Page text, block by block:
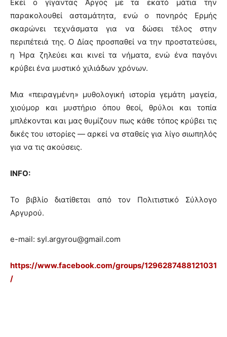
Εκεί ο γίγαντας Άργος με τα εκατό μάτια την
παρακολουθεί ασταμάτητα, ενώ ο πονηρός Ερμής
σκαρώνει τεχνάσματα για να δώσει τέλος στην
περιπέτειά της. Ο Δίας προσπαθεί να την προστατεύσει,
η Ήρα ζηλεύει και κινεί τα νήματα, ενώ ένα παγόνι
κρύβει ένα μυστικό χιλιάδων χρόνων.
Μια «πειραγμένη» μυθολογική ιστορία γεμάτη μαγεία,
χιούμορ και μυστήριο όπου θεοί, θρύλοι και τοπία
μπλέκονται και μας θυμίζουν πως κάθε τόπος κρύβει τις
δικές του ιστορίες — αρκεί να σταθείς για λίγο σιωπηλός
για να τις ακούσεις.
ΙΝFO:
Το βιβλίο διατίθεται από τον Πολιτιστικό Σύλλογο
Αργυρού.
e-mail: syl.argyrou@gmail.com
https://www.facebook.com/groups/1296287488121031
/